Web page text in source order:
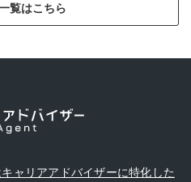
覧はこちら
ャリアアドバイザーに特化した